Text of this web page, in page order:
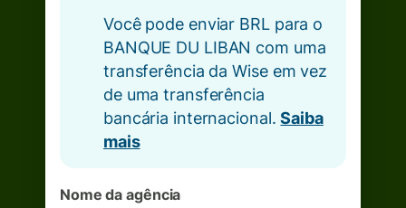
Você pode enviar BRL para o
BANQUE DU LIBAN com uma
transferência da Wise em vez
de uma transferência
bancária internacional.Saiba
mais
Nome da agência